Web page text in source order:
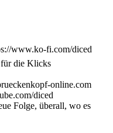
www.ko-fi.com/diced
die Klicks
online.com
diced
Folge, überall, wo es